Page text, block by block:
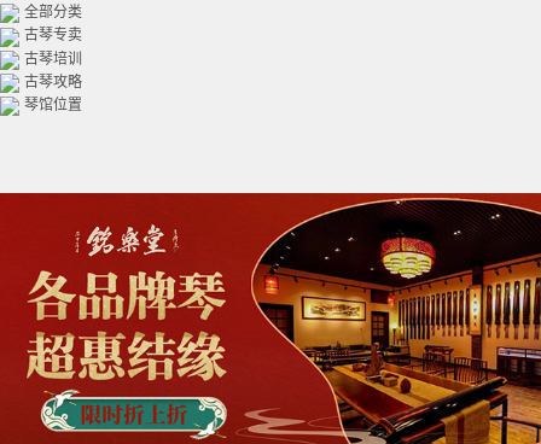
全部分类
古琴专卖
古琴培训
古琴攻略
琴馆位置